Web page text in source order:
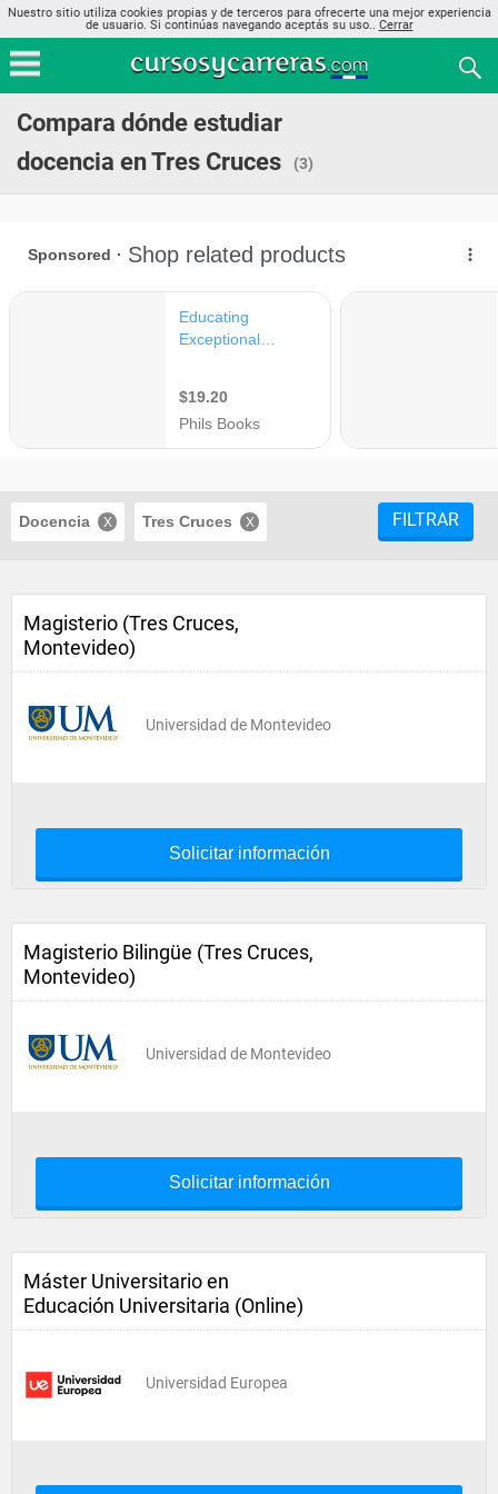
Nuestro sitio utiliza cookies propias y de terceros para ofrecerte una mejor experiencia
de usuario. Si continúas navegando aceptás su uso.. Cerrar
Compara dónde estudiar
docencia en Tres Cruces
(3)
Docencia Tres Cruces FILTRAR
Magisterio (Tres Cruces,
Montevideo)
Universidad de Montevideo
Solicitar información
Magisterio Bilingüe (Tres Cruces,
Montevideo)
Universidad de Montevideo
Solicitar información
Máster Universitario en
Educación Universitaria (Online)
Universidad Europea